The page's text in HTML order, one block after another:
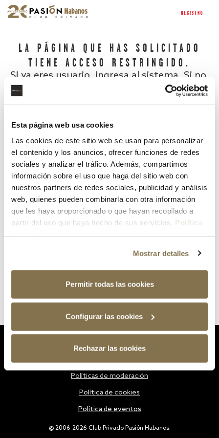
Esta página web usa cookies
Las cookies de este sitio web se usan para personalizar
el contenido y los anuncios, ofrecer funciones de redes
sociales y analizar el tráfico. Además, compartimos
información sobre el uso que haga del sitio web con
nuestros partners de redes sociales, publicidad y análisis
web, quienes pueden combinarla con otra información
que les haya proporcionado o que hayan recopilado a
partir del uso que haya hecho de sus servicios. Política
Mostrar detalles
Permitir todas las cookies
Configurar las cookies
Rechazar las cookies
REGISTRO
LA PÁGINA QUE HAS SOLICITADO
TIENE ACCESO RESTRINGIDO.
Si ya eres usuario, ingresa al sistema. Si no,
¿Has olvidado tu contraseña?
@ 2006-2026 Club Privado Pasión Habanos.
Políticas de moderación
Política de cookies
Política de eventos